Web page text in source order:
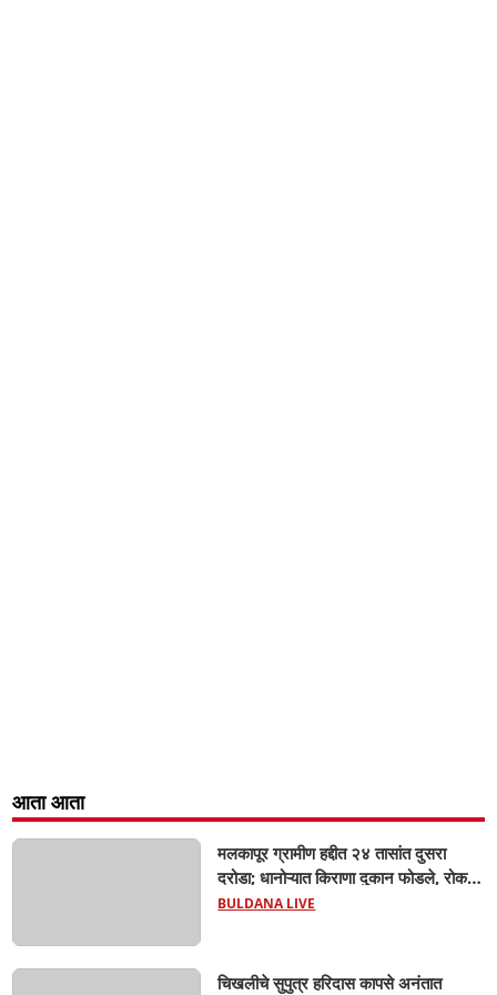
आता आता
मलकापूर ग्रामीण हद्दीत २४ तासांत दुसरा
दरोडा; धानोऱ्यात किराणा दुकान फोडले, रोकड
लंपास...
BULDANA LIVE
चिखलीचे सुपुत्र हरिदास कापसे अनंतात